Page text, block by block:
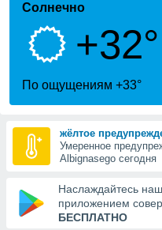
Вы можете
к этому
доступ
Солнечно
+32°
По ощущениям +33°
жёлтое
Умеренное
Albignasego сегодня
Наслаждайтесь
приложением
БЕСПЛАТНО